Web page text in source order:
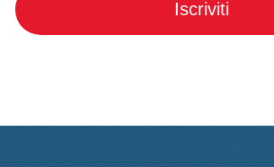
Iscriviti